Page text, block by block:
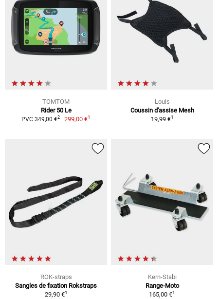
TOMTOM
Rider 50 Le
PVC 349,00 €2 299,00 €1
Louis
Coussin d'assise Mesh
19,99 €1
ROK-straps
Sangles de fixation Rokstraps
29,90 €1
Kern-Stabi
Range-Moto
165,00 €1